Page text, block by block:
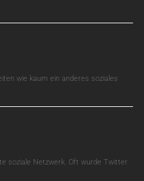
wie kaum ein anderes soziales
soziale Netzwerk. Oft wurde Twitter